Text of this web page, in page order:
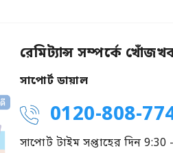
রেমিট্যান্স সম্পর্কে
সাপোর্ট ডায়াল
0120-808-
সাপোর্ট টাইম সপ্তাহের দিন 9:30